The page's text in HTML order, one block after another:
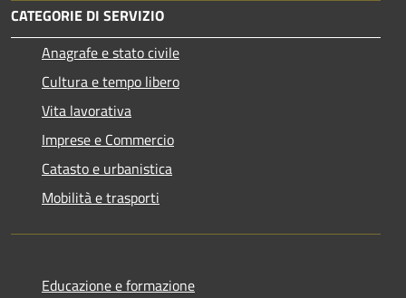
CATEGORIE DI SERVIZIO
Anagrafe e stato civile
Cultura e tempo libero
Vita lavorativa
Imprese e Commercio
Catasto e urbanistica
Mobilità e trasporti
Educazione e formazione